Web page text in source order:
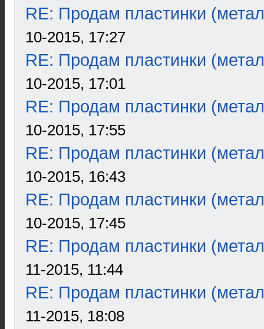
RE: Продам пластинки
10-2015, 17:27
RE: Продам пластинки
10-2015, 17:01
RE: Продам пластинки
10-2015, 17:55
RE: Продам пластинки
10-2015, 16:43
RE: Продам пластинки
10-2015, 17:45
RE: Продам пластинки
11-2015, 11:44
RE: Продам пластинки
11-2015, 18:08